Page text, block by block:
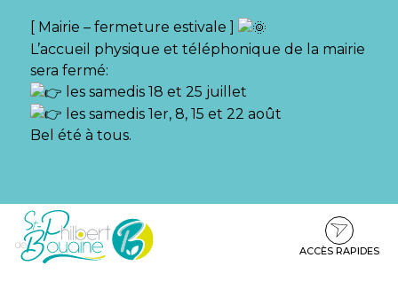
[ Mairie – fermeture estivale ]
L’accueil physique et téléphonique de la mairie
sera fermé:
les samedis 18 et 25 juillet
les samedis 1er, 8, 15 et 22 août
Bel été à tous.
Aller
Aller
contenu
Aller
pied
ACCÈS RAPIDES